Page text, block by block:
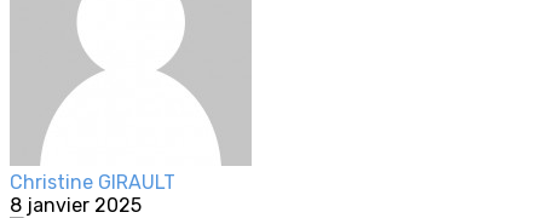
Christine GIRAULT
8 janvier 2025